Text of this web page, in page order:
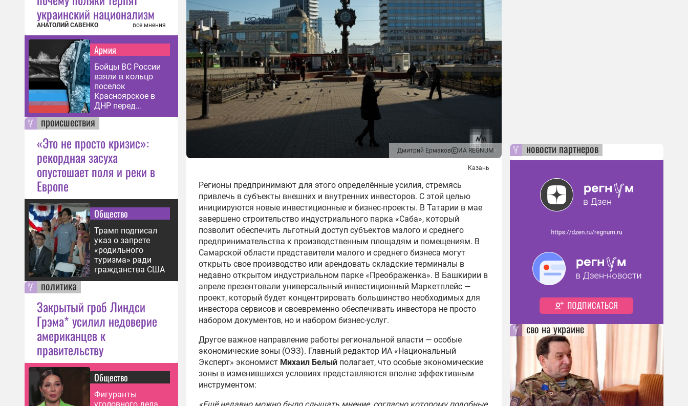
украинский национализм
АНАТОЛИЙ САВЕНКО все мнения
Армия
Бойцы ВС России
взяли в кольцо
поселок
Красноярское в
ДНР перед
зачисткой
происшествия
«Это не просто кризис»:
рекордная засуха
опустошает поля и реки в
Европе
Общество
Трамп подписал
указ о запрете
«родильного
туризма» ради
гражданства США
политика
Закрытый гроб Линдси
Грэма* усилил недоверие
американцев к
правительству
Общество
Фигуранты
Дмитрий Ермаков ИА REGNUM
Казань
Регионы предпринимают для этого определённые усилия, стремясь
привлечь в субъекты внешних и внутренних инвесторов. С этой целью
инициируются новые инвестиционные и бизнес-проекты. В Татарии в мае
завершено строительство индустриального парка «Саба», который
позволит обеспечить льготный доступ субъектов малого и среднего
предпринимательства к производственным площадям и помещениям. В
Самарской области представители малого и среднего бизнеса могут
открыть свое производство или арендовать складские терминалы в
недавно открытом индустриальном парке «Преображенка». В Башкирии в
апреле презентовали универсальный инвестиционный Маркетплейс —
проект, который будет концентрировать большинство необходимых для
инвестора сервисов и своевременно обеспечивать инвестора не просто
набором документов, но и набором бизнес-услуг.
Другое важное направление работы региональной власти — особые
экономические зоны (ОЭЗ). Главный редактор ИА «Национальный
Эксперт» экономист Михаил Белый полагает, что особые экономические
зоны в изменившихся условиях представляются вполне эффективным
инструментом:
новости партнеров
сво на украине